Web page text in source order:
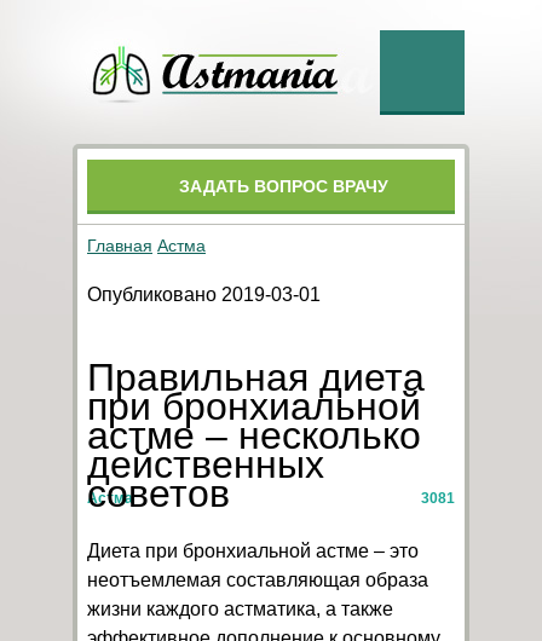
ЗАДАТЬ ВОПРОС ВРАЧУ
Главная Астма
Опубликовано 2019-03-01
Правильная диета
при бронхиальной
астме – несколько
действенных
советов
Астма 3081
Диета при бронхиальной астме – это
неотъемлемая составляющая образа
жизни каждого астматика, а также